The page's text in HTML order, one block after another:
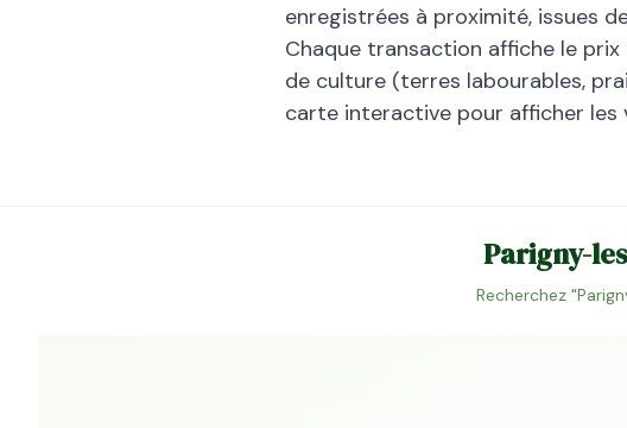
enregistrées à proximité, issues
Chaque transaction affiche le
de culture (terres labourables,
carte interactive pour afficher les
Parigny-
Recherchez "